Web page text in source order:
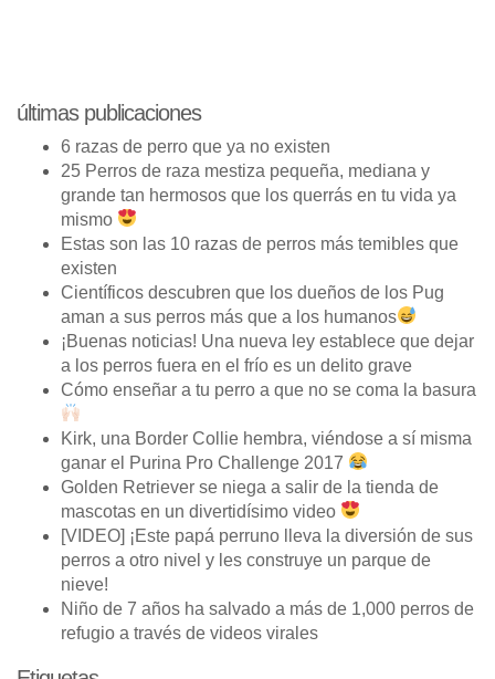
últimas publicaciones
6 razas de perro que ya no existen
25 Perros de raza mestiza pequeña, mediana y
grande tan hermosos que los querrás en tu vida ya
mismo
Estas son las 10 razas de perros más temibles que
existen
Científicos descubren que los dueños de los Pug
aman a sus perros más que a los humanos
¡Buenas noticias! Una nueva ley establece que dejar
a los perros fuera en el frío es un delito grave
Cómo enseñar a tu perro a que no se coma la basura
Kirk, una Border Collie hembra, viéndose a sí misma
ganar el Purina Pro Challenge 2017
Golden Retriever se niega a salir de la tienda de
mascotas en un divertidísimo video
[VIDEO] ¡Este papá perruno lleva la diversión de sus
perros a otro nivel y les construye un parque de
nieve!
Niño de 7 años ha salvado a más de 1,000 perros de
refugio a través de videos virales